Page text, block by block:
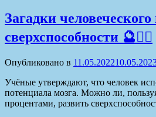
Загадки человеческого
сверхспособности 🔮🧙‍♂️
Опубликовано в 11.05.2022
Учёные утверждают, что человек
потенциала мозга. Можно ли,
процентами, развить